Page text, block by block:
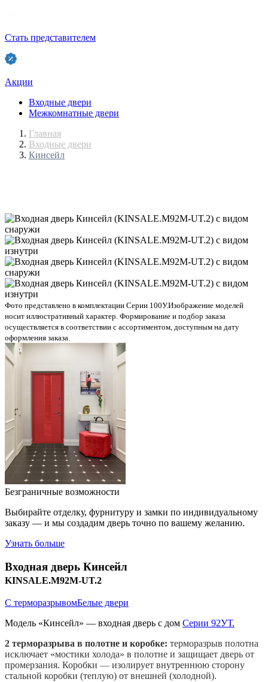
Стать представителем
Акции
Входные двери
Межкомнатные двери
Главная
Входные двери
Кинсейл
Фото представлено в комплектации Серии 100У.Изображение моделей
носит иллюстративный характер. Формирование и подбор заказа
осуществляется в соответствии с ассортиментом, доступным на дату
оформления заказа.
Безграничные возможности
Выбирайте отделку, фурнитуру и замки по индивидуальному
заказу — и мы создадим дверь точно по вашему желанию.
Узнать больше
Входная дверь Кинсейл
KINSALE.M92M-UT.2
С терморазрывомБелые двери
Модель «Кинсейл» — входная дверь с дом Серии 92УТ.
2 терморазрыва в полотне и коробке: терморазрыв полотна
исключает «мостики холода» в полотне и защищает дверь от
промерзания. Коробки — изолирует внутреннюю сторону
стальной коробки (теплую) от внешней (холодной).